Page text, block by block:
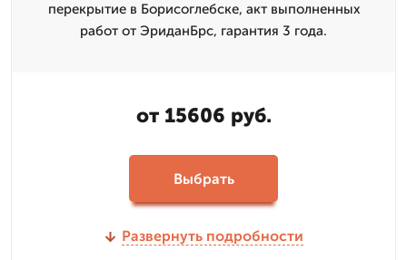
перекрытие в Борисоглебске, акт выполненных
работ от ЭриданБрс, гарантия 3 года.
от 15606 руб.
Выбрать
Развернуть подробности